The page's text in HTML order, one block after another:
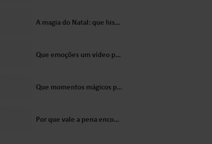
A magia do Natal: que histórias vale a pena contar às crianças sobre o Papai Noel?
Que emoções um vídeo personalizado do Papai Noel desperta nas crianças?
Que momentos mágicos podem ser criados com uma carta do Papai Noel?
Por que vale a pena encomendar um vídeo do Papai Noel como presente para uma criança?